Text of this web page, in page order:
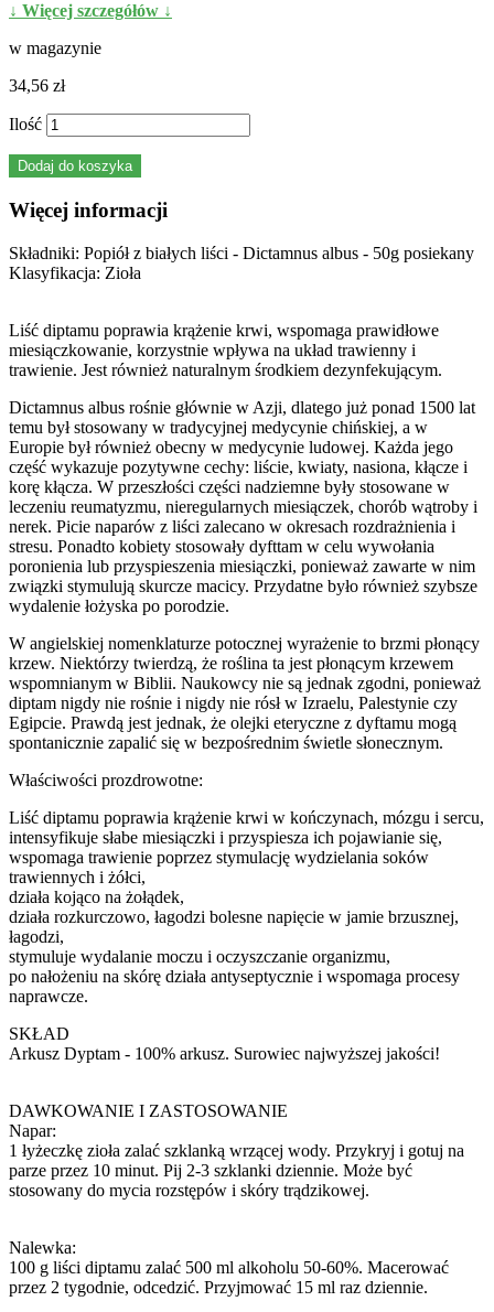
↓ Więcej szczegółów ↓
w magazynie
34,56 zł
Ilość
Dodaj do koszyka
Więcej informacji
Składniki: Popiół z białych liści - Dictamnus albus - 50g posiekany
Klasyfikacja: Zioła
Liść diptamu poprawia krążenie krwi, wspomaga prawidłowe
miesiączkowanie, korzystnie wpływa na układ trawienny i
trawienie. Jest również naturalnym środkiem dezynfekującym.
Dictamnus albus rośnie głównie w Azji, dlatego już ponad 1500 lat
temu był stosowany w tradycyjnej medycynie chińskiej, a w
Europie był również obecny w medycynie ludowej. Każda jego
część wykazuje pozytywne cechy: liście, kwiaty, nasiona, kłącze i
korę kłącza. W przeszłości części nadziemne były stosowane w
leczeniu reumatyzmu, nieregularnych miesiączek, chorób wątroby i
nerek. Picie naparów z liści zalecano w okresach rozdrażnienia i
stresu. Ponadto kobiety stosowały dyfttam w celu wywołania
poronienia lub przyspieszenia miesiączki, ponieważ zawarte w nim
związki stymulują skurcze macicy. Przydatne było również szybsze
wydalenie łożyska po porodzie.
W angielskiej nomenklaturze potocznej wyrażenie to brzmi płonący
krzew. Niektórzy twierdzą, że roślina ta jest płonącym krzewem
wspomnianym w Biblii. Naukowcy nie są jednak zgodni, ponieważ
diptam nigdy nie rośnie i nigdy nie rósł w Izraelu, Palestynie czy
Egipcie. Prawdą jest jednak, że olejki eteryczne z dyftamu mogą
spontanicznie zapalić się w bezpośrednim świetle słonecznym.
Właściwości prozdrowotne:
Liść diptamu poprawia krążenie krwi w kończynach, mózgu i sercu,
intensyfikuje słabe miesiączki i przyspiesza ich pojawianie się,
wspomaga trawienie poprzez stymulację wydzielania soków
trawiennych i żółci,
działa kojąco na żołądek,
działa rozkurczowo, łagodzi bolesne napięcie w jamie brzusznej,
łagodzi,
stymuluje wydalanie moczu i oczyszczanie organizmu,
po nałożeniu na skórę działa antyseptycznie i wspomaga procesy
naprawcze.
SKŁAD
Arkusz Dyptam - 100% arkusz. Surowiec najwyższej jakości!
DAWKOWANIE I ZASTOSOWANIE
Napar:
1 łyżeczkę zioła zalać szklanką wrzącej wody. Przykryj i gotuj na
parze przez 10 minut. Pij 2-3 szklanki dziennie. Może być
stosowany do mycia rozstępów i skóry trądzikowej.
Nalewka:
100 g liści diptamu zalać 500 ml alkoholu 50-60%. Macerować
przez 2 tygodnie, odcedzić. Przyjmować 15 ml raz dziennie.